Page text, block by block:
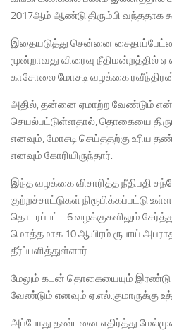
2017ஆம் ஆண்டு திரும்பி வந்ததாக
இதையடுத்து சென்னை
மூன்றாவது விரைவு நீதிமன்றத்தில்
காசோலை மோசடி வழக்கை
அதில், தன்னை ஏமாற்ற வேண்டும்
செயல்பட்டுள்ளதால், தொகையை
எனவும், மோசடி செய்ததற்கு உரிய
எனவும் கோரியிருந்தார்.
இந்த வழக்கை விசாரித்த நீதிபதி
குற்றச்சாட்டுகள் நிரூபிக்கப்பட்டு
தொடரப்பட்ட 6 வழக்குகளிலும்
மொத்தமாக 10 ஆயிரம் ரூபாய்
தீர்ப்பளித்துள்ளார்.
மேலும் கடன் தொகையையும் இரண்டு
வேண்டும் எனவும் ஏ.எல்.குமாருக்கு
அப்போது தண்டனை எதிர்த்து